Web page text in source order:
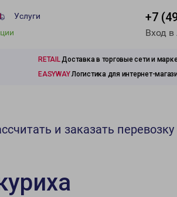
Услуги
+7
Вход
RETAILДоставка в торговые сети и
EASYWAYЛогистика для интернет-
и заказать перевозку